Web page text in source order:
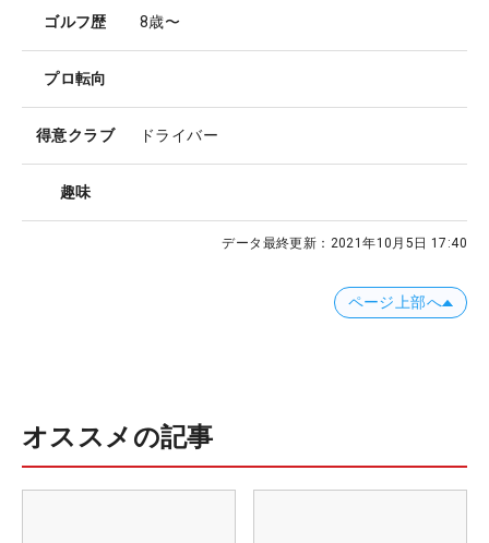
ゴルフ歴 8歳〜
プロ転向
得意クラブ ドライバー
趣味
データ最終更新： 2021年10月5日 17:40
ページ上部へ
オススメの記事